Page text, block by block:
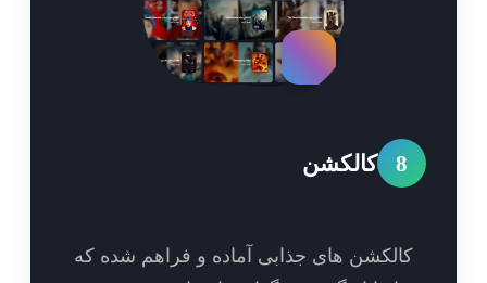
کالکشن
های جذابی آماده و فراهم شده که